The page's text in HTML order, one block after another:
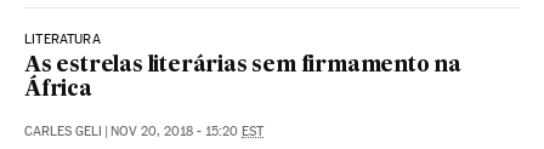
LITERATURA
As estrelas literárias sem firmamento na
África
CARLES GELI NOV 20, 2018 - 15:20 EST